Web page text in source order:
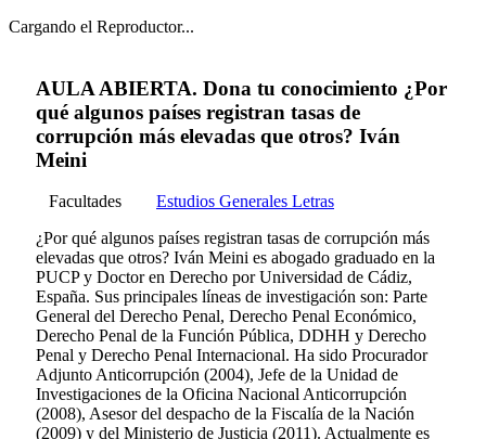
Cargando el Reproductor...
AULA ABIERTA. Dona tu conocimiento ¿Por
qué algunos países registran tasas de
corrupción más elevadas que otros? Iván
Meini
Facultades
Estudios Generales Letras
¿Por qué algunos países registran tasas de corrupción más
elevadas que otros? Iván Meini es abogado graduado en la
PUCP y Doctor en Derecho por Universidad de Cádiz,
España. Sus principales líneas de investigación son: Parte
General del Derecho Penal, Derecho Penal Económico,
Derecho Penal de la Función Pública, DDHH y Derecho
Penal y Derecho Penal Internacional. Ha sido Procurador
Adjunto Anticorrupción (2004), Jefe de la Unidad de
Investigaciones de la Oficina Nacional Anticorrupción
(2008), Asesor del despacho de la Fiscalía de la Nación
(2009) y del Ministerio de Justicia (2011). Actualmente es